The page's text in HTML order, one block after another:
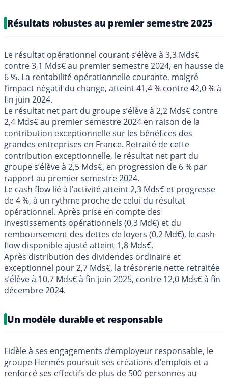
Résultats robustes au premier semestre 2025
Le résultat opérationnel courant s’élève à 3,3 Mds€
contre 3,1 Mds€ au premier semestre 2024, en hausse de
6 %. La rentabilité opérationnelle courante, malgré
l’impact négatif du change, atteint 41,4 % contre 42,0 % à
fin juin 2024.
Le résultat net part du groupe s’élève à 2,2 Mds€ contre
2,4 Mds€ au premier semestre 2024 en raison de la
contribution exceptionnelle sur les bénéfices des
grandes entreprises en France. Retraité de cette
contribution exceptionnelle, le résultat net part du
groupe s’élève à 2,5 Mds€, en progression de 6 % par
rapport au premier semestre 2024.
Le cash flow lié à l’activité atteint 2,3 Mds€ et progresse
de 4 %, à un rythme proche de celui du résultat
opérationnel. Après prise en compte des
investissements opérationnels (0,3 Md€) et du
remboursement des dettes de loyers (0,2 Md€), le cash
flow disponible ajusté atteint 1,8 Mds€.
Après distribution des dividendes ordinaire et
exceptionnel pour 2,7 Mds€, la trésorerie nette retraitée
s’élève à 10,7 Mds€ à fin juin 2025, contre 12,0 Mds€ à fin
décembre 2024.
Un modèle durable et responsable
Fidèle à ses engagements d’employeur responsable, le
groupe Hermès poursuit ses créations d’emplois et a
renforcé ses effectifs de plus de 500 personnes au